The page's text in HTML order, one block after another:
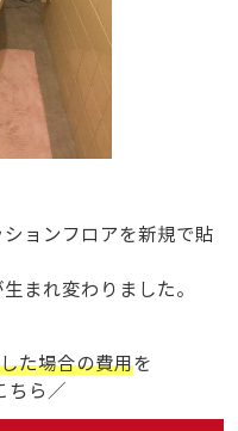
ョンフロアを新規で貼
まれ変わりました。
た場合の費用を
ちら／